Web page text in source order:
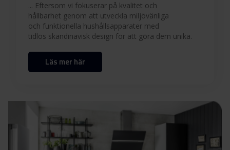
Inbyggnadsritning
Produktbild EFU 604-90
Produktbild EFU 604-90
Ladda ner
Ladda ner alla (11) Ladda ner utvalda
... Eftersom vi fokuserar på kvalitet och
hållbarhet genom att utveckla miljövänliga
och funktionella hushållsapparater med
tidlös skandinavisk design för att göra dem unika.
Läs mer här